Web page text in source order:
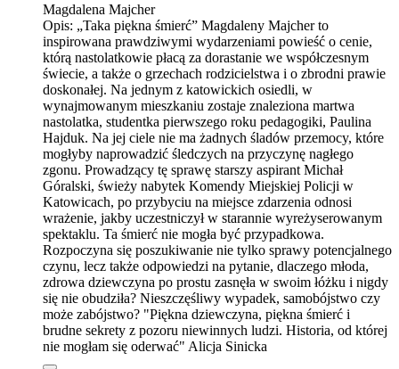
Magdalena Majcher
Opis: „Taka piękna śmierć” Magdaleny Majcher to
inspirowana prawdziwymi wydarzeniami powieść o cenie,
którą nastolatkowie płacą za dorastanie we współczesnym
świecie, a także o grzechach rodzicielstwa i o zbrodni prawie
doskonałej. Na jednym z katowickich osiedli, w
wynajmowanym mieszkaniu zostaje znaleziona martwa
nastolatka, studentka pierwszego roku pedagogiki, Paulina
Hajduk. Na jej ciele nie ma żadnych śladów przemocy, które
mogłyby naprowadzić śledczych na przyczynę nagłego
zgonu. Prowadzący tę sprawę starszy aspirant Michał
Góralski, świeży nabytek Komendy Miejskiej Policji w
Katowicach, po przybyciu na miejsce zdarzenia odnosi
wrażenie, jakby uczestniczył w starannie wyreżyserowanym
spektaklu. Ta śmierć nie mogła być przypadkowa.
Rozpoczyna się poszukiwanie nie tylko sprawy potencjalnego
czynu, lecz także odpowiedzi na pytanie, dlaczego młoda,
zdrowa dziewczyna po prostu zasnęła w swoim łóżku i nigdy
się nie obudziła? Nieszczęśliwy wypadek, samobójstwo czy
może zabójstwo? "Piękna dziewczyna, piękna śmierć i
brudne sekrety z pozoru niewinnych ludzi. Historia, od której
nie mogłam się oderwać" Alicja Sinicka